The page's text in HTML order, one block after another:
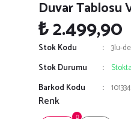
Duvar Tablosu
₺ 2.499,90
Stok Kodu
3lu-
Stok Durumu
Barkod Kodu
Renk